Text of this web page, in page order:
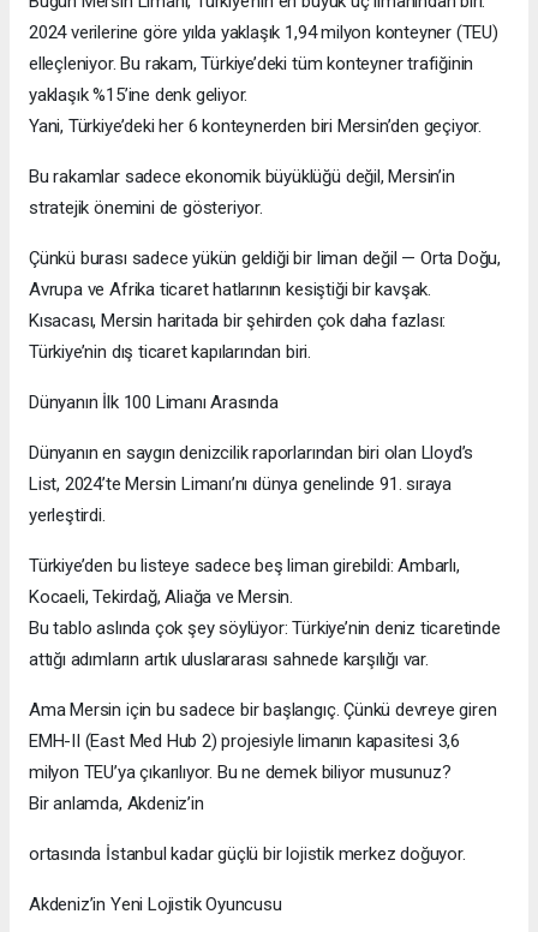
2024 verilerine göre yılda yaklaşık 1,94 milyon konteyner (TEU)
elleçleniyor. Bu rakam, Türkiye’deki tüm konteyner trafiğinin
yaklaşık %15’ine denk geliyor.
Yani, Türkiye’deki her 6 konteynerden biri Mersin’den geçiyor.
Bu rakamlar sadece ekonomik büyüklüğü değil, Mersin’in
stratejik önemini de gösteriyor.
Çünkü burası sadece yükün geldiği bir liman değil — Orta Doğu,
Avrupa ve Afrika ticaret hatlarının kesiştiği bir kavşak.
Kısacası, Mersin haritada bir şehirden çok daha fazlası:
Türkiye’nin dış ticaret kapılarından biri.
Dünyanın İlk 100 Limanı Arasında
Dünyanın en saygın denizcilik raporlarından biri olan Lloyd’s
List, 2024’te Mersin Limanı’nı dünya genelinde 91. sıraya
yerleştirdi.
Türkiye’den bu listeye sadece beş liman girebildi: Ambarlı,
Kocaeli, Tekirdağ, Aliağa ve Mersin.
Bu tablo aslında çok şey söylüyor: Türkiye’nin deniz ticaretinde
attığı adımların artık uluslararası sahnede karşılığı var.
Ama Mersin için bu sadece bir başlangıç. Çünkü devreye giren
EMH-II (East Med Hub 2) projesiyle limanın kapasitesi 3,6
milyon TEU’ya çıkarılıyor. Bu ne demek biliyor musunuz?
Bir anlamda, Akdeniz’in
ortasında İstanbul kadar güçlü bir lojistik merkez doğuyor.
Akdeniz’in Yeni Lojistik Oyuncusu